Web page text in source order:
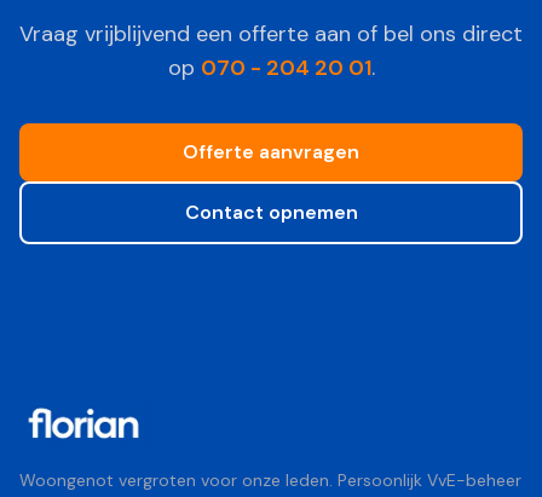
Vraag vrijblijvend een offerte aan of bel ons direct
op 070 - 204 20 01.
Offerte aanvragen
Contact opnemen
Woongenot vergroten voor onze leden. Persoonlijk VvE-beheer